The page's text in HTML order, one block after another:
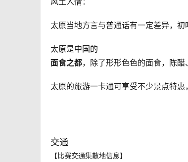
太原当地方言与普通话有一定差异，初
太原是中国的
面食之都，除了形形色色的面食，陈醋
太原的旅游一卡通可享受不少景点特惠
交通
【比赛交通集散地信息】